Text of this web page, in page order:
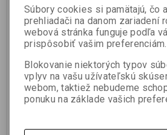
CONQUER ELEMENT POP
Súbory cookies si pamätajú, čo
prehliadači na danom zariadení
webová stránka funguje podľa
prispôsobiť vašim preferenciám.
Blokovanie niektorých typov
vplyv na vašu užívateľskú
webom, taktiež nebudeme
ponuku na základe vašich